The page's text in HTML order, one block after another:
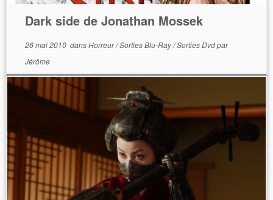
Dark side de Jonathan Mossek
26 mai 2010dansHorreur/Sorties Blu-Ray/Sorties Dvdpar
Jérôme